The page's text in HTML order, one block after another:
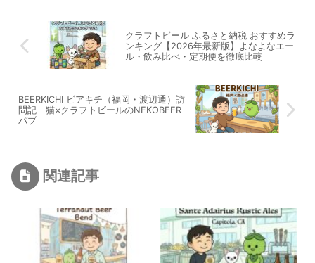
クラフトビール ふるさと納税 おすすめラ
ンキング【2026年最新版】よなよなエー
ル・飲み比べ・定期便を徹底比較
BEERKICHI ビアキチ（福岡・渡辺通）訪
問記｜猫×クラフトビールのNEKOBEER
パブ
関連記事